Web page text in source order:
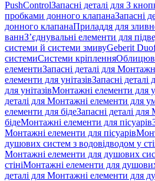
PushControlЗапасні деталі для З
пробками донного клапанаЗапасні
донного клапанаПриладдя для
ваннЗ’єднувальні елементи для
системи й системи змивуGeberit
системиСистеми кріплення
елементиЗапасні деталі для
елементи для унітазівЗапасні
для унітазівМонтажні елементи для
деталі для Монтажні елементи для
елементи для бідеЗапасні деталі
бідеМонтажні елементи для пісуарів
Монтажні елементи для пісуарів
душових систем з водовідводом у
Монтажні елементи для душових
стініМонтажні елементи для
деталі для Монтажні елементи для